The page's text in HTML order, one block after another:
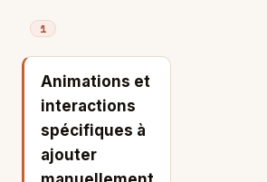
1
Animations et
interactions
spécifiques à
ajouter